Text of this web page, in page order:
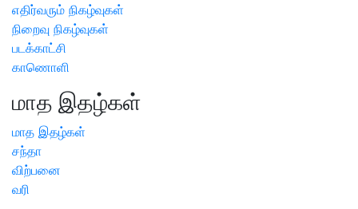
எதிர்வரும் நிகழ்வுகள்
நிறைவு நிகழ்வுகள்
படக்காட்சி
காணொளி
மாத இதழ்கள்
மாத இதழ்கள்
சந்தா
விற்பனை
வரி